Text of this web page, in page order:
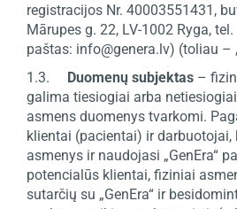
registracijos Nr. 40003551431,
Mārupes g. 22, LV-1002 Ryga,
paštas: info@genera.lv) (toliau –
1.3. Duomenų subjektas –
galima tiesiogiai arba
asmens duomenys tvarkomi.
klientai (pacientai) ir darbuotojai,
asmenys ir naudojasi „GenEra“
potencialūs klientai, fiziniai
sutarčių su „GenEra“ ir